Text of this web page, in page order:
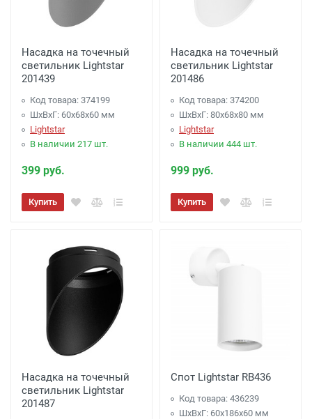
Насадка на точечный
светильник Lightstar
201439
Код товара: 374199
ШхВхГ: 60x68x60 мм
Lightstar
В наличии 217 шт.
399 руб.
Купить
Насадка на точечный
светильник Lightstar
201486
Код товара: 374200
ШхВхГ: 80x68x80 мм
Lightstar
В наличии 444 шт.
999 руб.
Купить
Насадка на точечный
светильник Lightstar
201487
Спот Lightstar RB436
Код товара: 436239
ШхВхГ: 60x186x60 мм